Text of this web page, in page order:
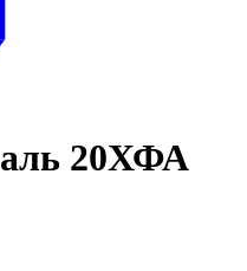
20ХФА